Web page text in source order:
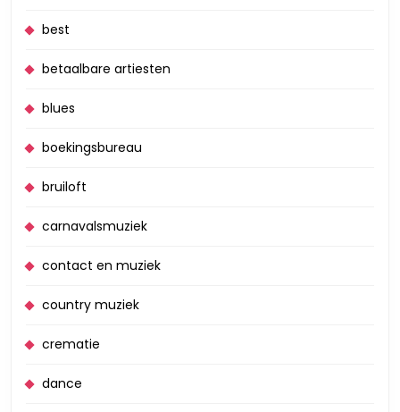
best
betaalbare artiesten
blues
boekingsbureau
bruiloft
carnavalsmuziek
contact en muziek
country muziek
crematie
dance